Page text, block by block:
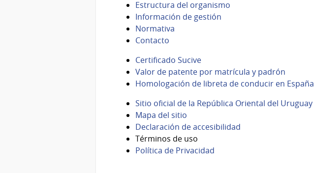
Estructura del organismo
Información de gestión
Normativa
Contacto
Certificado Sucive
Valor de patente por matrícula y padrón
Homologación de libreta de conducir en España
Sitio oficial de la República Oriental del Uruguay
Mapa del sitio
Declaración de accesibilidad
Términos de uso
Política de Privacidad